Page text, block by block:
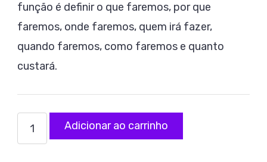
função é definir o que faremos, por que
faremos, onde faremos, quem irá fazer,
quando faremos, como faremos e quanto
custará.
Planilha
Plano
Adicionar ao carrinho